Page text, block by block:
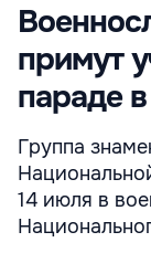
примут
параде
Группа
14 июля в